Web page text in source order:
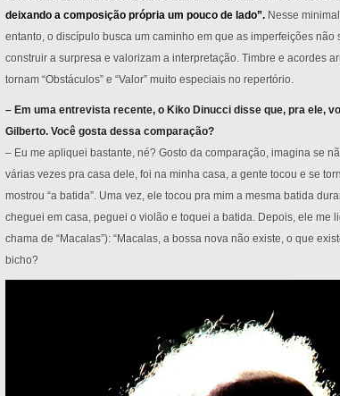
deixando a composição própria um pouco de lado”. Nesse
entanto, o discípulo busca um caminho em que as imperfeições
construir a surpresa e valorizam a interpretação. Timbre e acordes
tornam “Obstáculos” e “Valor” muito especiais no repertório.
– Em uma entrevista recente, o Kiko Dinucci disse que, pra ele,
Gilberto. Você gosta dessa comparação?
– Eu me apliquei bastante, né? Gosto da comparação, imagina se
várias vezes pra casa dele, foi na minha casa, a gente tocou e se
mostrou “a batida”. Uma vez, ele tocou pra mim a mesma batida
cheguei em casa, peguei o violão e toquei a batida. Depois, ele me
chama de “Macalas”): “Macalas, a bossa nova não existe, o que
bicho?